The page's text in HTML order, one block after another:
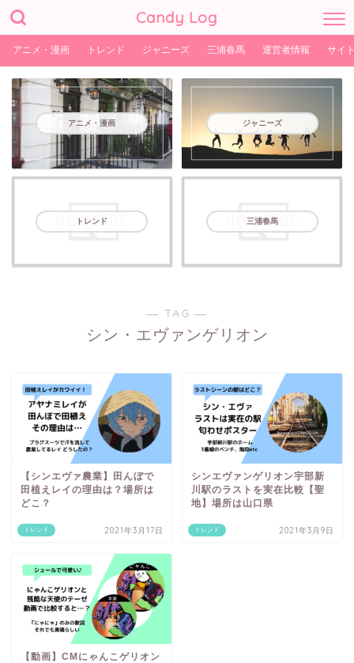
Candy Log
アニメ・漫画 トレンド ジャニーズ 三浦春馬 運営者情報 サイ
アニメ・漫画 ジャニーズ
トレンド 三浦春馬
― TAG ―
シン・エヴァンゲリオン
トレンド
【シンエヴァ農業】田んぼで
田植えレイの理由は？場所は
どこ？
2021年3月17日 トレンド
シンエヴァンゲリオン宇部新
川駅のラストを実在比較【聖
地】場所は山口県
2021年3月9日
【動画】CMにゃんこゲリオン